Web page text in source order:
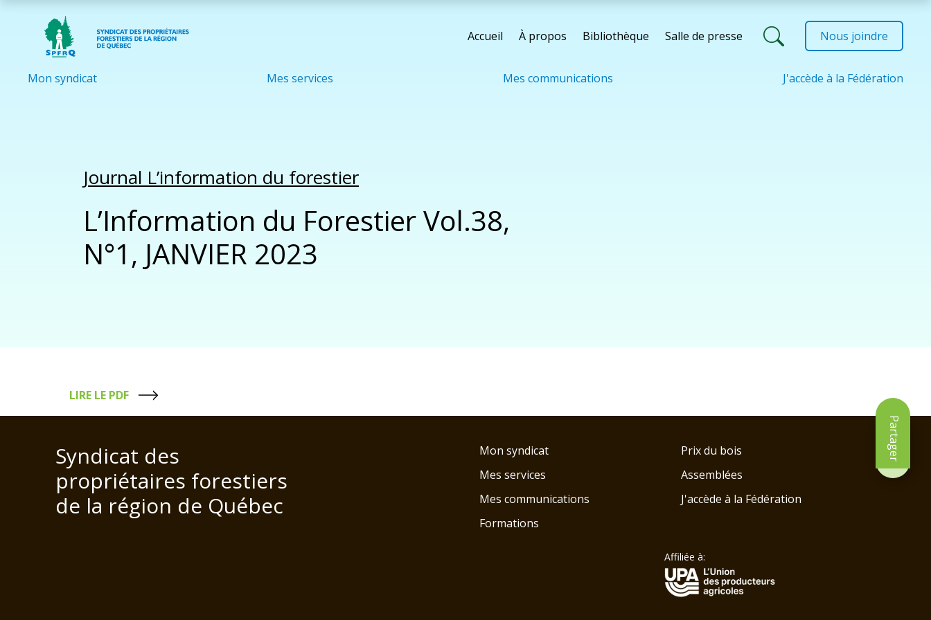
Accueil À propos Bibliothèque Salle de presse Nous joindre
Mon syndicat Mes services Mes communications J'accède à la Fédération
Journal L’information du forestier
L’Information du Forestier Vol.38,
N°1, JANVIER 2023
LIRE LE PDF
Partager
Syndicat des
propriétaires forestiers
de la région de Québec
Mon syndicat
Mes services
Mes communications
Formations
Prix du bois
Assemblées
J'accède à la Fédération
Affiliée à: